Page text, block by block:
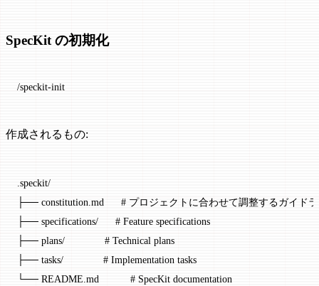
SpecKit の初期化
/speckit-init
作成されるもの:
.speckit/
├── constitution.md      # プロジェクトに合わせて調整するガイド
├── specifications/      # Feature specifications
├── plans/              # Technical plans
├── tasks/              # Implementation tasks
└── README.md           # SpecKit documentation